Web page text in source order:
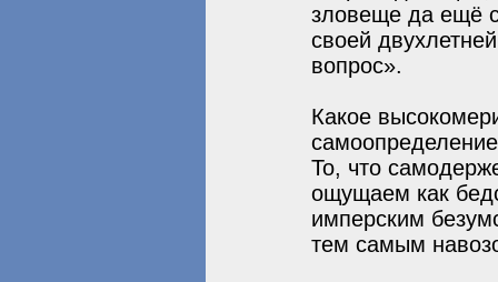
зловеще да ещё с
своей
вопрос».
Какое
То, что
ощущаем как
имперским
тем самым